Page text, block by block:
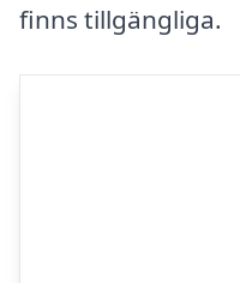
finns tillgängliga.